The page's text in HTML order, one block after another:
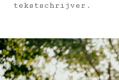
tekstschrijver.